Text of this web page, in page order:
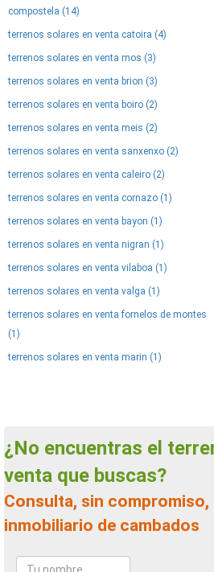
compostela (14)
terrenos solares en venta catoira (4)
terrenos solares en venta mos (3)
terrenos solares en venta brion (3)
terrenos solares en venta boiro (2)
terrenos solares en venta meis (2)
terrenos solares en venta sanxenxo (2)
terrenos solares en venta caleiro (2)
terrenos solares en venta cornazo (1)
terrenos solares en venta bayon (1)
terrenos solares en venta nigran (1)
terrenos solares en venta vilaboa (1)
terrenos solares en venta valga (1)
terrenos solares en venta fornelos de montes
(1)
terrenos solares en venta marin (1)
¿No encuentras el terrenos solares en
venta que buscas?
Consulta, sin compromiso, a un agente
inmobiliario de cambados